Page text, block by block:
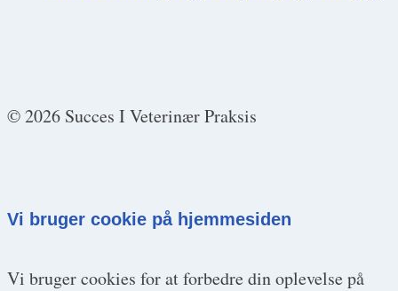
© 2026 Succes I Veterinær Praksis
Vi bruger cookie på hjemmesiden
Vi bruger cookies for at forbedre din oplevelse på